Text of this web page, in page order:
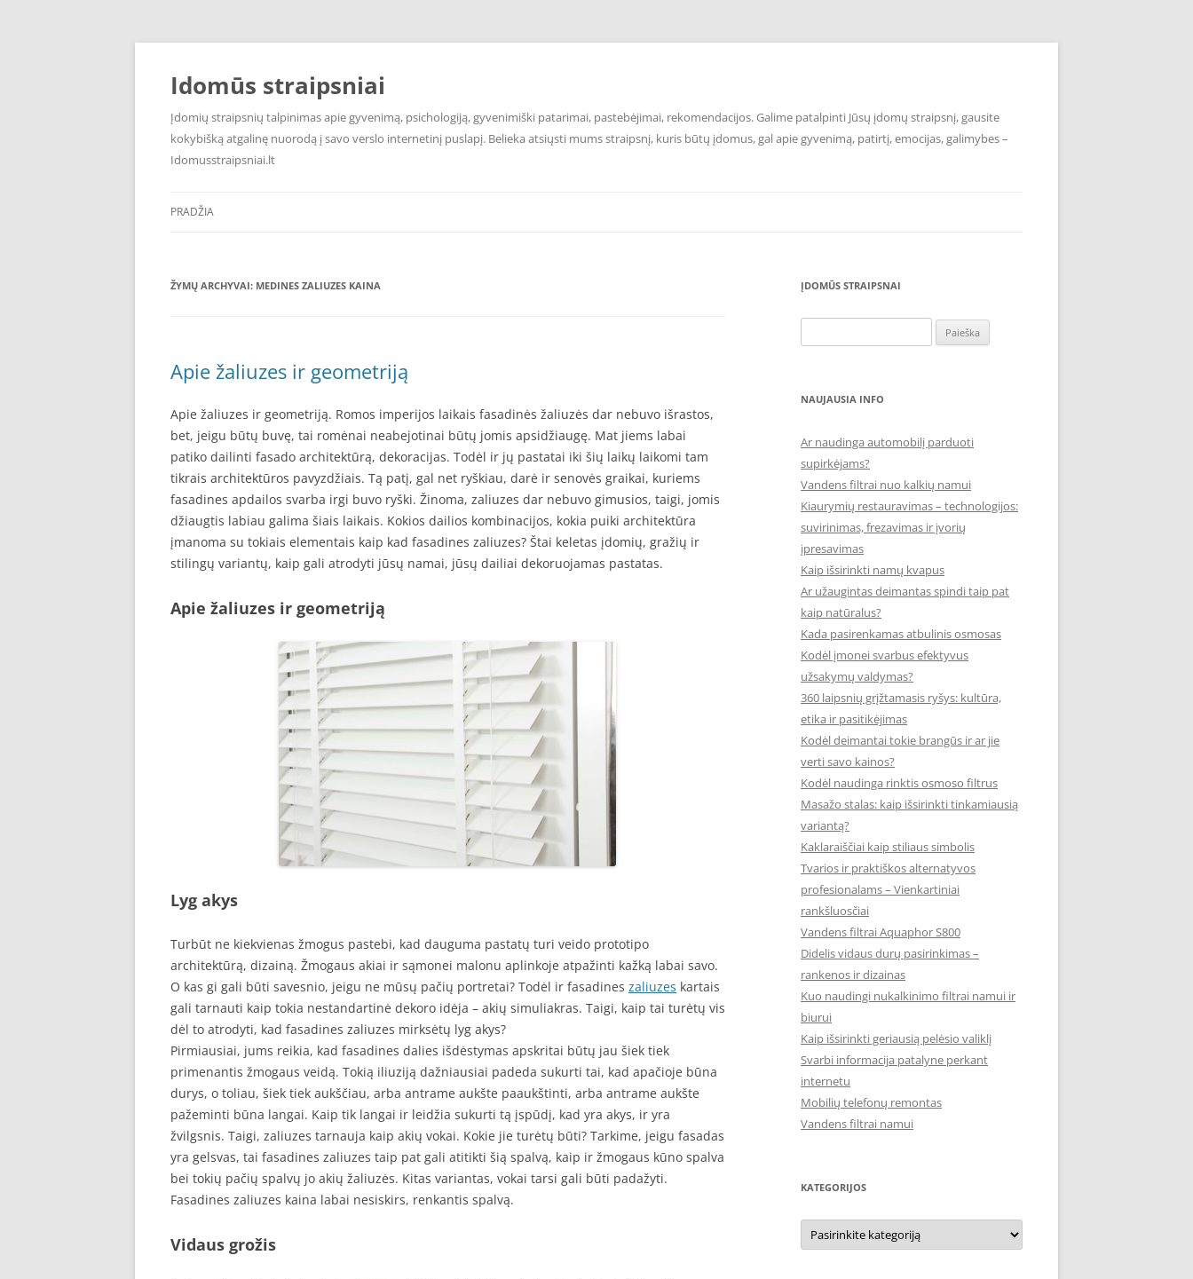
Pereiti
turinio
Idomūs straipsniai
Įdomių straipsnių talpinimas apie gyvenimą, psichologiją, gyvenimiški patarimai, pastebėjimai, rekomendacijos. Galime patalpinti Jūsų įdomų straipsnį, gausite
kokybišką atgalinę nuorodą į savo verslo internetinį puslapį. Belieka atsiųsti mums straipsnį, kuris būtų įdomus, gal apie gyvenimą, patirtį, emocijas, galimybes –
Idomusstraipsniai.lt
PRADŽIA
ŽYMŲ ARCHYVAI: MEDINES ZALIUZES KAINA
Apie žaliuzes ir geometriją
Apie žaliuzes ir geometriją. Romos imperijos laikais fasadinės žaliuzės dar nebuvo išrastos,
bet, jeigu būtų buvę, tai romėnai neabejotinai būtų jomis apsidžiaugę. Mat jiems labai
patiko dailinti fasado architektūrą, dekoracijas. Todėl ir jų pastatai iki šių laikų laikomi tam
tikrais architektūros pavyzdžiais. Tą patį, gal net ryškiau, darė ir senovės graikai, kuriems
fasadines apdailos svarba irgi buvo ryški. Žinoma, zaliuzes dar nebuvo gimusios, taigi, jomis
džiaugtis labiau galima šiais laikais. Kokios dailios kombinacijos, kokia puiki architektūra
įmanoma su tokiais elementais kaip kad fasadines zaliuzes? Štai keletas įdomių, gražių ir
stilingų variantų, kaip gali atrodyti jūsų namai, jūsų dailiai dekoruojamas pastatas.
Apie žaliuzes ir geometriją
Lyg akys
Turbūt ne kiekvienas žmogus pastebi, kad dauguma pastatų turi veido prototipo
architektūrą, dizainą. Žmogaus akiai ir sąmonei malonu aplinkoje atpažinti kažką labai savo.
O kas gi gali būti savesnio, jeigu ne mūsų pačių portretai? Todėl ir fasadines zaliuzes kartais
gali tarnauti kaip tokia nestandartinė dekoro idėja – akių simuliakras. Taigi, kaip tai turėtų vis
dėl to atrodyti, kad fasadines zaliuzes mirksėtų lyg akys?
Pirmiausiai, jums reikia, kad fasadines dalies išdėstymas apskritai būtų jau šiek tiek
primenantis žmogaus veidą. Tokią iliuziją dažniausiai padeda sukurti tai, kad apačioje būna
durys, o toliau, šiek tiek aukščiau, arba antrame aukšte paaukštinti, arba antrame aukšte
pažeminti būna langai. Kaip tik langai ir leidžia sukurti tą įspūdį, kad yra akys, ir yra
žvilgsnis. Taigi, zaliuzes tarnauja kaip akių vokai. Kokie jie turėtų būti? Tarkime, jeigu fasadas
yra gelsvas, tai fasadines zaliuzes taip pat gali atitikti šią spalvą, kaip ir žmogaus kūno spalva
bei tokių pačių spalvų jo akių žaliuzės. Kitas variantas, vokai tarsi gali būti padažyti.
Fasadines zaliuzes kaina labai nesiskirs, renkantis spalvą.
Vidaus grožis
ĮDOMŪS STRAIPSNAI
NAUJAUSIA INFO
Ar naudinga automobilį parduoti
supirkėjams?
Vandens filtrai nuo kalkių namui
Kiaurymių restauravimas – technologijos:
suvirinimas, frezavimas ir įvorių
įpresavimas
Kaip išsirinkti namų kvapus
Ar užaugintas deimantas spindi taip pat
kaip natūralus?
Kada pasirenkamas atbulinis osmosas
Kodėl įmonei svarbus efektyvus
užsakymų valdymas?
360 laipsnių grįžtamasis ryšys: kultūra,
etika ir pasitikėjimas
Kodėl deimantai tokie brangūs ir ar jie
verti savo kainos?
Kodėl naudinga rinktis osmoso filtrus
Masažo stalas: kaip išsirinkti tinkamiausią
variantą?
Kaklaraiščiai kaip stiliaus simbolis
Tvarios ir praktiškos alternatyvos
profesionalams – Vienkartiniai
rankšluosčiai
Vandens filtrai Aquaphor S800
Didelis vidaus durų pasirinkimas –
rankenos ir dizainas
Kuo naudingi nukalkinimo filtrai namui ir
biurui
Kaip išsirinkti geriausią pelėsio valiklį
Svarbi informacija patalyne perkant
internetu
Mobilių telefonų remontas
Vandens filtrai namui
KATEGORIJOS
Kategorijos